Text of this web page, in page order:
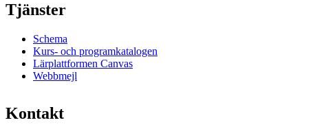
Tjänster
Schema
Kurs- och programkatalogen
Lärplattformen Canvas
Webbmejl
Kontakt